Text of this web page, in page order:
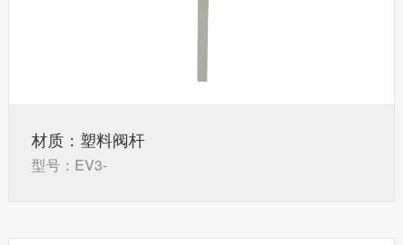
材质：塑料阀杆
型号：EV3-